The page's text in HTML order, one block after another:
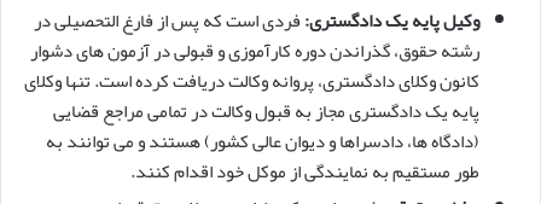
وکیل پایه یک دادگستری:فردی است که پس از فارغ التحصیلی در
رشته حقوق، گذراندن دوره کارآموزی و قبولی در آزمون های دشوار
کانون وکلای دادگستری، پروانه وکالت دریافت کرده است. تنها وکلای
پایه یک دادگستری مجاز به قبول وکالت در تمامی مراجع قضایی
(دادگاه ها، دادسراها و دیوان عالی کشور) هستند و می توانند به
طور مستقیم به نمایندگی از موکل خود اقدام کنند.